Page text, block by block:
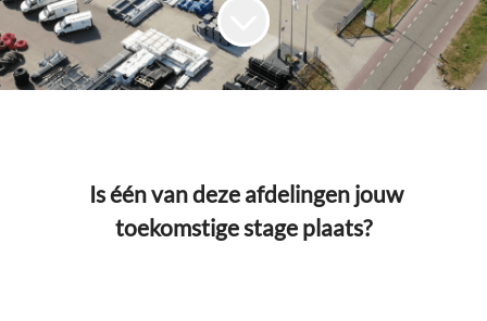
Is één van deze afdelingen jouw
toekomstige stage plaats?